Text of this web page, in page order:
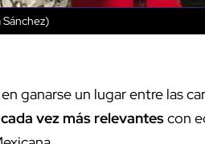
ganarse un lugar entre las
vez más relevantescon